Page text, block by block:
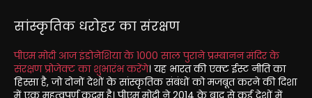
सांस्कृतिक धरोहर का संरक्षण
पीएम मोदी आज इंडोनेशिया के 1000 साल पुराने प्रम्बानन मंदिर के
संरक्षण प्रोजेक्ट का शुभारंभ करेंगे। यह भारत की एक्ट ईस्ट नीति का
हिस्सा है, जो दोनों देशों के सांस्कृतिक संबंधों को मजबूत करने की दिशा
में एक महत्वपूर्ण कदम है। पीएम मोदी ने 2014 के बाद से कई देशों में